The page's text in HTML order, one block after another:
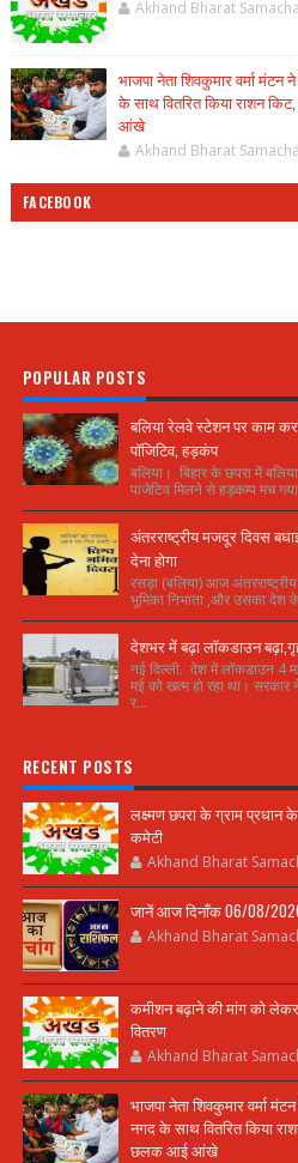
Akhand Bharat
भाजपा नेता शिवकुमार वर्मा
के साथ वितरित किया राशन
आंखे
Akhand Bharat
FACEBOOK
POPULAR POSTS
बलिया रेलवे स्टेशन पर काम
पॉजिटिव, हड़कंप
बलिया। बिहार के छपरा में
पाजेटिव मिलने से हड़कम्प मच
अंतरराष्ट्रीय मजदूर दिवस
देना होगा
रसड़ा (बलिया) आज
भूमिका निभाता ,और उसका देश
देशभर में बढ़ा लॉकडाउन
नई दिल्ली. देश में लॉकडाउन 4
मई को खत्म हो रहा था।
र...
RECENT POSTS
लक्ष्मण छपरा के ग्राम प्रधान
कमेटी
Akhand Bharat
जानें आज दिनाँक 06/08/
Akhand Bharat
कमीशन बढ़ाने की मांग को लेकर
वितरण
Akhand Bharat
भाजपा नेता शिवकुमार वर्मा
नगद के साथ वितरित किया
छलक आई आंखे